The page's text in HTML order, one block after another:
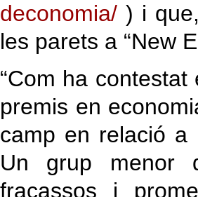
deconomia/ ) i
les parets a “New
“Com ha
premis en
camp en relació a
Un grup menor
fracassos i